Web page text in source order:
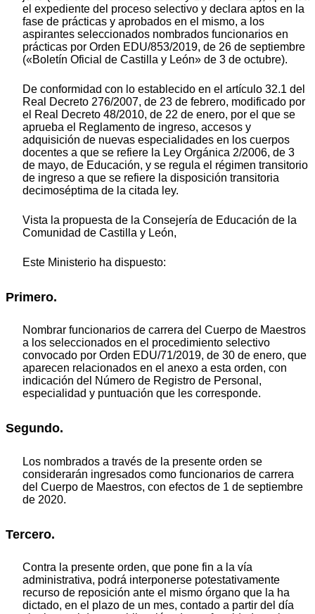
el expediente del proceso selectivo y declara aptos en la
fase de prácticas y aprobados en el mismo, a los
aspirantes seleccionados nombrados funcionarios en
prácticas por Orden EDU/853/2019, de 26 de septiembre
(«Boletín Oficial de Castilla y León» de 3 de octubre).
De conformidad con lo establecido en el artículo 32.1 del
Real Decreto 276/2007, de 23 de febrero, modificado por
el Real Decreto 48/2010, de 22 de enero, por el que se
aprueba el Reglamento de ingreso, accesos y
adquisición de nuevas especialidades en los cuerpos
docentes a que se refiere la Ley Orgánica 2/2006, de 3
de mayo, de Educación, y se regula el régimen transitorio
de ingreso a que se refiere la disposición transitoria
decimoséptima de la citada ley.
Vista la propuesta de la Consejería de Educación de la
Comunidad de Castilla y León,
Este Ministerio ha dispuesto:
Primero.
Nombrar funcionarios de carrera del Cuerpo de Maestros
a los seleccionados en el procedimiento selectivo
convocado por Orden EDU/71/2019, de 30 de enero, que
aparecen relacionados en el anexo a esta orden, con
indicación del Número de Registro de Personal,
especialidad y puntuación que les corresponde.
Segundo.
Los nombrados a través de la presente orden se
considerarán ingresados como funcionarios de carrera
del Cuerpo de Maestros, con efectos de 1 de septiembre
de 2020.
Tercero.
Contra la presente orden, que pone fin a la vía
administrativa, podrá interponerse potestativamente
recurso de reposición ante el mismo órgano que la ha
dictado, en el plazo de un mes, contado a partir del día